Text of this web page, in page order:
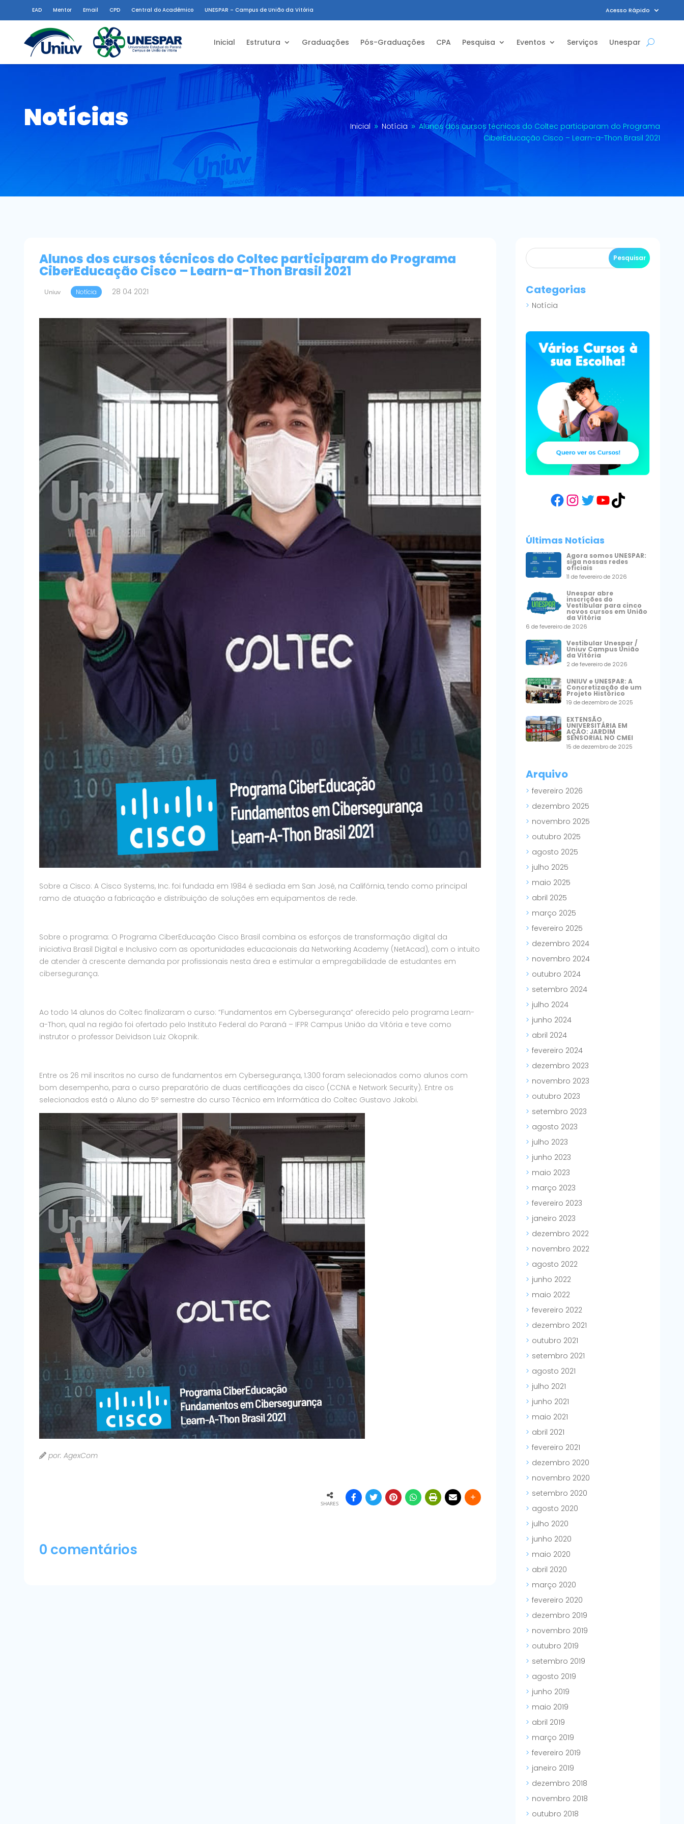
EAD Mentor Email CPD Central do Acadêmico UNESPAR – Campus de União da Vitória Acesso Rápido
Inicial Estrutura Graduações Pós-Graduações CPA Pesquisa Eventos Serviços Unespar
Notícias Inicial 9 Notícia 9 Alunos dos cursos técnicos do Coltec participaram do Programa
CiberEducação Cisco – Learn-a-Thon Brasil 2021
Alunos dos cursos técnicos do Coltec participaram do Programa
CiberEducação Cisco – Learn-a-Thon Brasil 2021
Uniuv Notícia 28 04 2021
Sobre a Cisco: A Cisco Systems, Inc. foi fundada em 1984 é sediada em San José, na Califórnia, tendo como principal
ramo de atuação a fabricação e distribuição de soluções em equipamentos de rede.
Sobre o programa: O Programa CiberEducação Cisco Brasil combina os esforços de transformação digital da
iniciativa Brasil Digital e Inclusivo com as oportunidades educacionais da Networking Academy (NetAcad), com o intuito
de atender à crescente demanda por profissionais nesta área e estimular a empregabilidade de estudantes em
cibersegurança.
Ao todo 14 alunos do Coltec finalizaram o curso: “Fundamentos em Cybersegurança” oferecido pelo programa Learn-
a-Thon, qual na região foi ofertado pelo Instituto Federal do Paraná – IFPR Campus União da Vitória e teve como
instrutor o professor Deividson Luiz Okopnik.
Entre os 26 mil inscritos no curso de fundamentos em Cybersegurança, 1.300 foram selecionados como alunos com
bom desempenho, para o curso preparatório de duas certificações da cisco (CCNA e Network Security). Entre os
selecionados está o Aluno do 5º semestre do curso Técnico em Informática do Coltec Gustavo Jakobi.
por: AgexCom
SHARES
0 comentários
Categorias
Notícia
Facebook
Instagram
Twitter
YouTube
TikTok
Últimas Notícias
Agora somos UNESPAR:
siga nossas redes
oficiais
11 de fevereiro de 2026
Unespar abre
inscrições do
Vestibular para cinco
novos cursos em União
da Vitória
6 de fevereiro de 2026
Vestibular Unespar /
Uniuv Campus União
da Vitória
2 de fevereiro de 2026
UNIUV e UNESPAR: A
Concretização de um
Projeto Histórico
19 de dezembro de 2025
EXTENSÃO
UNIVERSITÁRIA EM
AÇÃO: JARDIM
SENSORIAL NO CMEI
15 de dezembro de 2025
Arquivo
fevereiro 2026
dezembro 2025
novembro 2025
outubro 2025
agosto 2025
julho 2025
maio 2025
abril 2025
março 2025
fevereiro 2025
dezembro 2024
novembro 2024
outubro 2024
setembro 2024
julho 2024
junho 2024
abril 2024
fevereiro 2024
dezembro 2023
novembro 2023
outubro 2023
setembro 2023
agosto 2023
julho 2023
junho 2023
maio 2023
março 2023
fevereiro 2023
janeiro 2023
dezembro 2022
novembro 2022
agosto 2022
junho 2022
maio 2022
fevereiro 2022
dezembro 2021
outubro 2021
setembro 2021
agosto 2021
julho 2021
junho 2021
maio 2021
abril 2021
fevereiro 2021
dezembro 2020
novembro 2020
setembro 2020
agosto 2020
julho 2020
junho 2020
maio 2020
abril 2020
março 2020
fevereiro 2020
dezembro 2019
novembro 2019
outubro 2019
setembro 2019
agosto 2019
junho 2019
maio 2019
abril 2019
março 2019
fevereiro 2019
janeiro 2019
dezembro 2018
novembro 2018
outubro 2018